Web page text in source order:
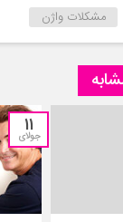
مشکلات واژن
11
جولای